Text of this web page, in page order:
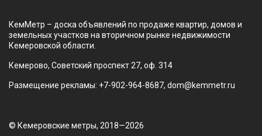
КемМетр – доска объявлений по продаже квартир, домов и
земельных участков на вторичном рынке недвижимости
Кемеровской области.
Кемерово, Советский проспект 27, оф. 314
Размещение рекламы: +7-902-964-8687, dom@kemmetr.ru
© Кемеровские метры, 2018—2026